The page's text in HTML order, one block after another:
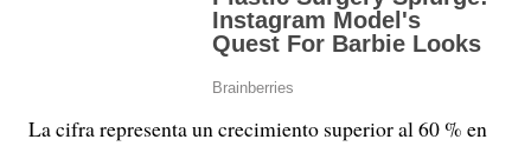
La cifra representa un crecimiento superior al 60 % en